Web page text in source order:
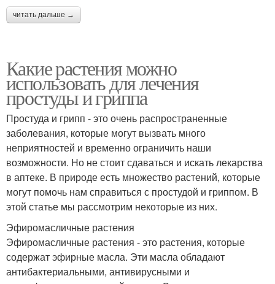
читать дальше →
Какие растения можно
использовать для лечения
простуды и гриппа
Простуда и грипп - это очень распространенные
заболевания, которые могут вызвать много
неприятностей и временно ограничить наши
возможности. Но не стоит сдаваться и искать лекарства
в аптеке. В природе есть множество растений, которые
могут помочь нам справиться с простудой и гриппом. В
этой статье мы рассмотрим некоторые из них.
Эфиромасличные растения
Эфиромасличные растения - это растения, которые
содержат эфирные масла. Эти масла обладают
антибактериальными, антивирусными и